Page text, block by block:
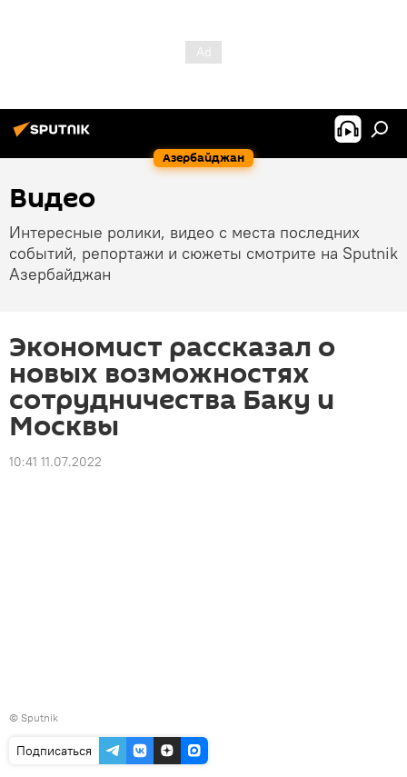
Азербайджан
Видео
Интересные ролики, видео с места последних
событий, репортажи и сюжеты смотрите на Sputnik
Азербайджан
Экономист рассказал о
новых возможностях
сотрудничества Баку и
Москвы
10:41 11.07.2022
© Sputnik
Подписаться